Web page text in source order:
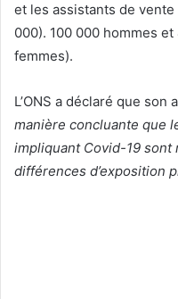
et les assistants de
000). 100 000 hommes
femmes).
L’ONS a déclaré que son
manière concluante que
impliquant Covid-19 sont
différences d’exposition